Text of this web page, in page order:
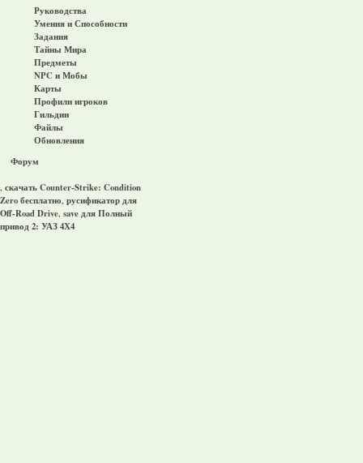
Руководства
Умения и Способности
Задания
Тайны Мира
Предметы
NPC и Мобы
Карты
Профили игроков
Гильдии
Файлы
Обновления
Форум
, скачать Counter-Strike: Condition
Zero бесплатно, русификатор для
Off-Road Drive, save для Полный
привод 2: УАЗ 4Х4